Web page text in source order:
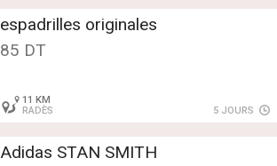
espadrilles originales
85 DT
11 KM
RADÈS
5 JOURS
Adidas STAN SMITH